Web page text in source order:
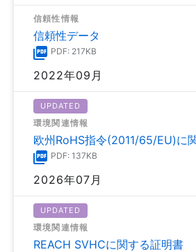
信頼性情報
信頼性データ
PDF: 217KB
2022年09月
UPDATED
環境関連情報
欧州RoHS指令(2011/65/EU)に
PDF: 137KB
2026年07月
UPDATED
環境関連情報
REACH SVHCに関する証明書